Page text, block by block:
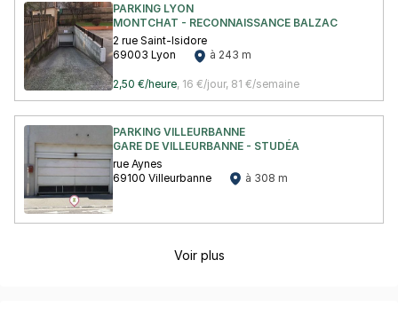
PARKING LYON
MONTCHAT - RECONNAISSANCE BALZAC
2 rue Saint-Isidore
69003 Lyon
à 243 m
2,50 €/heure, 16 €/jour, 81 €/semaine
PARKING VILLEURBANNE
GARE DE VILLEURBANNE - STUDÉA
rue Aynes
69100 Villeurbanne
à 308 m
Voir plus